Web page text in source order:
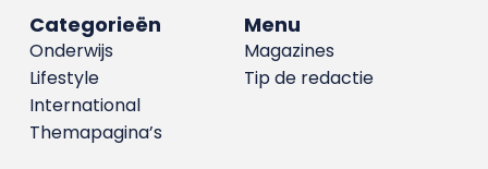
Menu
Magazines
Tip de redactie
Categorieën
Onderwijs
Lifestyle
International
Themapagina’s